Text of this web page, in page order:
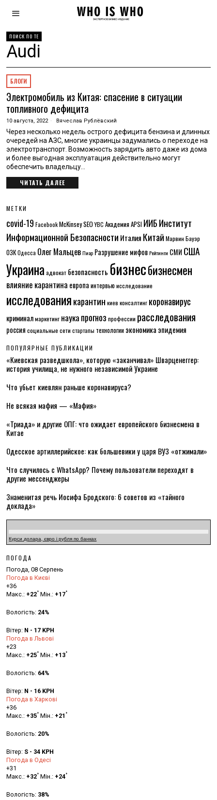
ПОИСК ПО ТЕ
Audi
БЛОГИ
Электромобиль из Китая: спасение в ситуации
топливного дефицита
10 августа, 2022 Вячеслав Рублёвский
Через несколько недель острого дефицита бензина и длинных
очередей на АЗС, многие украинцы задумались о переходе на
электротранспорт. Возможность зарядить авто даже из дома
и более выгодная эксплуатация действительно могут
обеспечить владельцу…
ЧИТАТЬ ДАЛЕЕ
МЕТКИ
covid-19 Facebook McKinseySEO YBC Академия APSI ИИБИнститут
Информационной Безопасности Италия Китай Марвин Бауэр
ОЗК Одесса Олег Мальцев Пиар Разрушение мифов Рейтинги СМИ США
Украина адвокат безопасность бизнесбизнесмен
влияние карантина европа интервьюисследование
исследованиякарантин киев консалтинг коронавирус
криминалмаркетинг наукапрогноз профессии расследования
россия социальные сети стартапы технологии экономика эпидемия
ПОПУЛЯРНЫЕ ПУБЛИКАЦИИ
«Киевская разведшкола», которую «заканчивал» Шварценеггер:
история училища, не нужного независимой Украине
Что убьет киевлян раньше коронавируса?
Не всякая мафия — «Мафия»
«Триада» и другие ОПГ: что ожидает европейского бизнесмена в
Китае
Одесское артиллерийское: как большевики у царя ВУЗ «отжимали»
Что случилось с WhatsApp? Почему пользователи переходят в
другие мессенджеры
Знаменитая речь Иосифа Бродского: 6 советов из «тайного
доклада»
Курси долара, євро і рубля по банках
ПОГОДА
Погода, 08 Серпень
Погода в Києві
+36
Макс.: +22° Мін.: +17°
Вологість: 24%
Вітер: N - 17 KPH
Погода в Львові
+23
Макс.: +25° Мін.: +13°
Вологість: 64%
Вітер: N - 16 KPH
Погода в Харкові
+36
Макс.: +35° Мін.: +21 °
Вологість: 20%
Вітер: S - 34 KPH
Погода в Одесі
+31
Макс.: +32° Мін.: +24°
Вологість: 38%